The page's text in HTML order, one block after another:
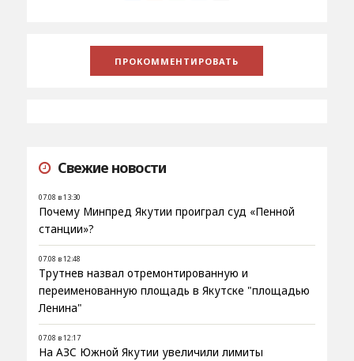
Свежие новости
07.08 в 13:30
Почему Минпред Якутии проиграл суд «Пенной
станции»?
07.08 в 12:48
Трутнев назвал отремонтированную и
переименованную площадь в Якутске "площадью
Ленина"
07.08 в 12:17
На АЗС Южной Якутии увеличили лимиты